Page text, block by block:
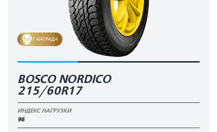
1 НАГРАДА
BOSCO NORDICO
215/60R17
ИНДЕКС НАГРУЗКИ
96